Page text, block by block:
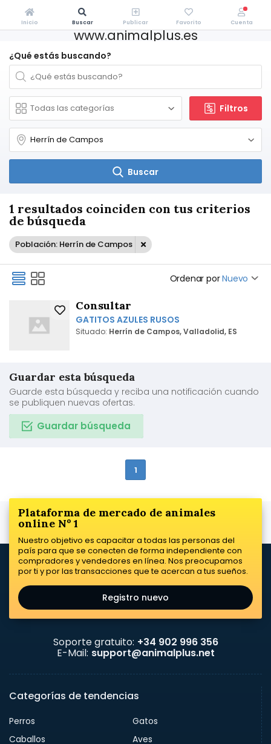
www.animalplus.es
¿Qué estás buscando?
Filtros
Buscar
1 resultados coinciden con tus criterios
de búsqueda
Población: Herrín de Campos
Ordenar porNuevo
Consultar
GATITOS AZULES RUSOS
Situado: Herrín de Campos, Valladolid, ES
Guardar esta búsqueda
Guarde esta búsqueda y reciba una notificación cuando
se publiquen nuevas ofertas.
Guardar búsqueda
1
Plataforma de mercado de animales
online Nº 1
Nuestro objetivo es capacitar a todas las personas del
país para que se conecten de forma independiente con
compradores y vendedores en línea. Nos preocupamos
por ti y por las transacciones que te acercan a tus sueños.
Registro nuevo
Soporte gratuito: +34 902 996 356
E-Mail: support@animalplus.net
Categorías de tendencias
Perros
Gatos
Caballos
Aves
Inicio Buscar Publicar Favorito Cuenta